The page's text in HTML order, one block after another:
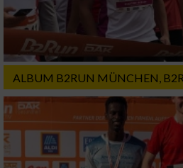
ALBUM B2RUN MÜNCHEN,